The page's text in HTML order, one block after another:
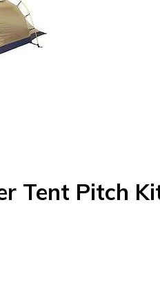
Tent Pitch